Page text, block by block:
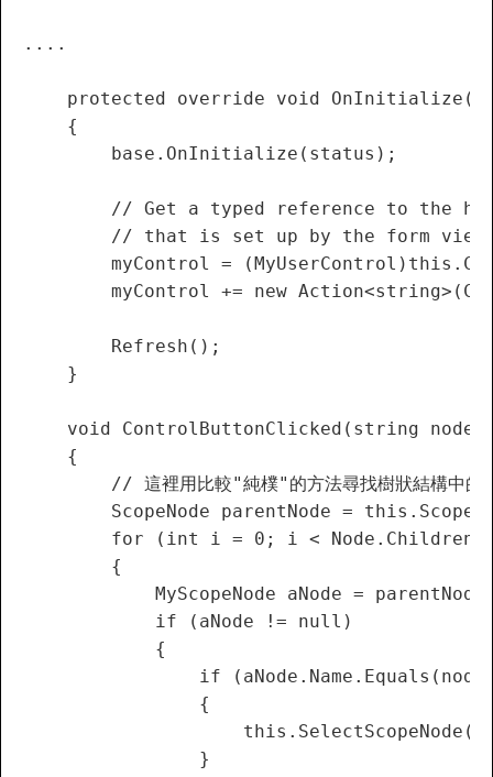
....
protected override void
    {
        base.OnInitialize(status);
// Get a typed reference to the
// that is set up by the form view
myControl =
myControl += new
        Refresh();
    }
void ControlButtonClicked(string
    {
// 這裡用比較"純樸"的方法尋找樹狀結構中的
ScopeNode parentNode =
for (int i = 0; i <
        {
MyScopeNode aNode =
            if (aNode != null)
            {
if
                {
                }